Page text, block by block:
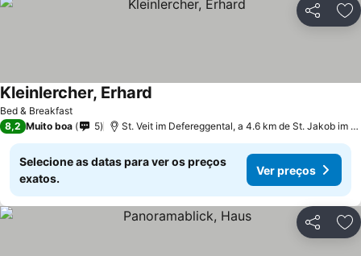
Partilhar
Bed & Breakfast
Kleinlercher, Erhard
8,2 Muito boa 5 St. Veit im Defereggental, a 4.6 km de St. Jakob im Defereggental
Selecione as datas para ver os preços
exatos.
Ver preços
Partilhar